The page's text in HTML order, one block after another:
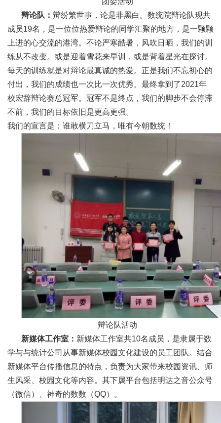
辩论队： 辩纷繁世事，论是非黑白。数统院辩论队现共
成员19名，是一位位热爱辩论的同学汇聚的地方，是一颗颗
上进的心交流的港湾。不论严寒酷暑，风吹日晒，我们的训
练从不改变。或是迎着雪花来早训，或是背着星光在探讨。
每天的训练就是对辩论最真诚的热爱。正是我们不忘初心的
付出，我们的成绩也一次比一次优秀。最终拿到了2021年
校宏辞辩论赛总冠军。冠军不是终点，我们的脚步不会停滞
不前，我们的目标依旧是更高更强。
我们的宣言是：谁敢横刀立马，唯有今朝数统！
辩论队活动
新媒体工作室： 新媒体工作室共10名成员，是隶属于数
学与与统计公司从事新媒体校园文化建设的员工团队。结合
新媒体平台传播信息的特点，负责为大家带来校园资讯、师
生风采、校园文化等内容。其下属平台包括明达之音公众号
（微信）、神奇的数数（QQ）。